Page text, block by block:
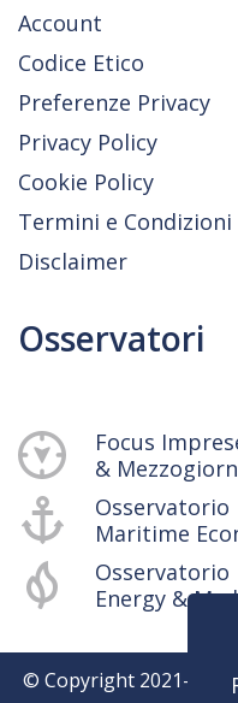
Account
Codice Etico
Preferenze Privacy
Privacy Policy
Cookie Policy
Termini e Condizioni
Disclaimer
Osservatori
Focus
&
Osservatorio
Maritime
Osservatorio
Energy & Med
© Copyright 2021-